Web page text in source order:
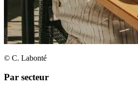
© C. Labonté
Par secteur